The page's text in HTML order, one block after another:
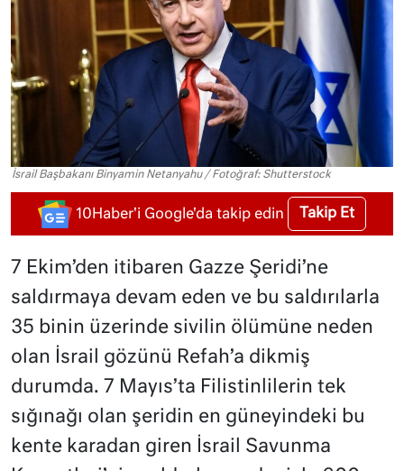
İsrail Başbakanı Binyamin Netanyahu / Fotoğraf: Shutterstock
10Haber'i Google'da takip edin Takip Et
7 Ekim’den itibaren Gazze Şeridi’ne
saldırmaya devam eden ve bu saldırılarla
35 binin üzerinde sivilin ölümüne neden
olan İsrail gözünü Refah’a dikmiş
durumda. 7 Mayıs’ta Filistinlilerin tek
sığınağı olan şeridin en güneyindeki bu
kente karadan giren İsrail Savunma